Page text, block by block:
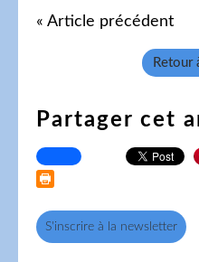
« Article précédent
Retour
Partager cet
S'inscrire à la newsletter